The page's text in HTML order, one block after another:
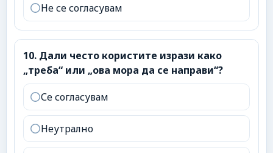
Не се согласувам
10. Дали често користите изрази како „треба“ или
10. Дали често користите изрази како
„треба“ или „ова мора да се направи“?
Се согласувам
Неутрално